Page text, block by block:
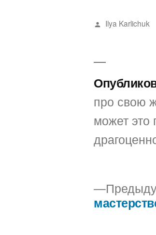
Написано
Ilya Karlichuk
про свою
может это
Навигация